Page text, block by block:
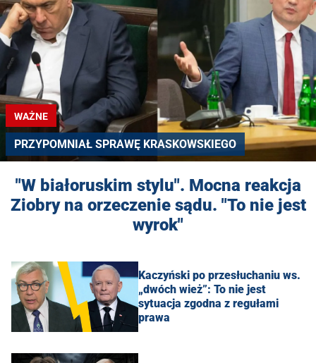
WAŻNE
PRZYPOMNIAŁ SPRAWĘ KRASKOWSKIEGO
"W białoruskim stylu". Mocna reakcja
Ziobry na orzeczenie sądu. "To nie jest
wyrok"
Kaczyński po przesłuchaniu ws.
„dwóch wież”: To nie jest
sytuacja zgodna z regułami
prawa